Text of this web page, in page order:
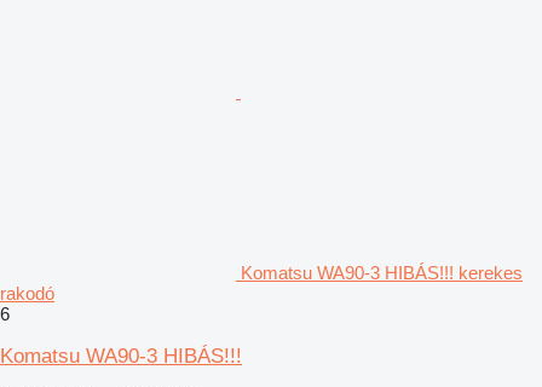
Komatsu WA90-3 HIBÁS!!! kerekes
rakodó
6
Komatsu WA90-3 HIBÁS!!!